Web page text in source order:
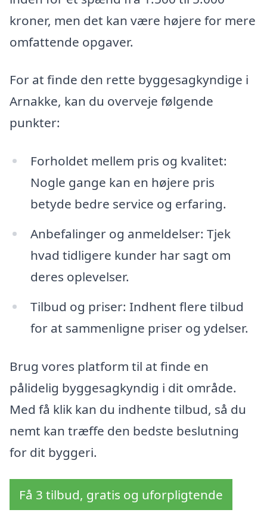
kroner, men det kan være højere for mere
omfattende opgaver.
For at finde den rette byggesagkyndige i
Arnakke, kan du overveje følgende
punkter:
Forholdet mellem pris og kvalitet:
Nogle gange kan en højere pris
betyde bedre service og erfaring.
Anbefalinger og anmeldelser: Tjek
hvad tidligere kunder har sagt om
deres oplevelser.
Tilbud og priser: Indhent flere tilbud
for at sammenligne priser og ydelser.
Brug vores platform til at finde en
pålidelig byggesagkyndig i dit område.
Med få klik kan du indhente tilbud, så du
nemt kan træffe den bedste beslutning
for dit byggeri.
Få 3 tilbud, gratis og uforpligtende